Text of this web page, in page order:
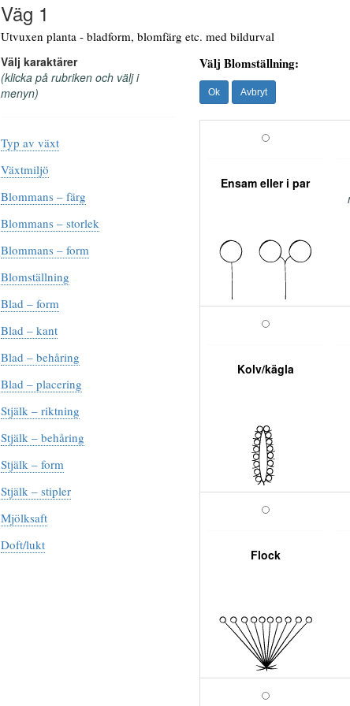
Väg 1
Utvuxen planta - bladform, blomfärg etc. med bildurval
Välj karaktärer
(klicka på rubriken och välj i
menyn)
Typ av växt
Växtmiljö
Blommans – färg
Blommans – storlek
Blommans – form
Blomställning
Blad – form
Blad – kant
Blad – behåring
Blad – placering
Stjälk – riktning
Stjälk – behåring
Stjälk – form
Stjälk – stipler
Mjölksaft
Doft/lukt
Välj Blomställning:
Ensam eller i par
Kolv/kägla
Flock